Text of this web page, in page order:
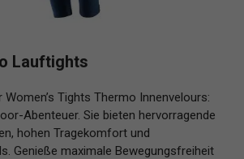
Lauftights
Tights Thermo Innenvelours:
Abenteuer. Sie bieten hervorragende
hohen Tragekomfort und
Genieße maximale Bewegungsfreiheit